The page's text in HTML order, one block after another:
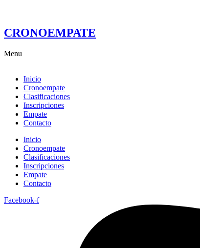
CRONOEMPATE
Menu
Inicio
Cronoempate
Clasificaciones
Inscripciones
Empate
Contacto
Inicio
Cronoempate
Clasificaciones
Inscripciones
Empate
Contacto
Facebook-f